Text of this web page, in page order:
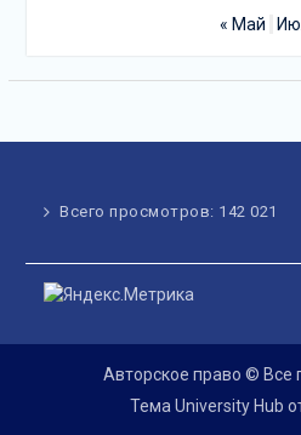
« Май
Всего просмотров: 142 021
Авторское право ©
Тема University Hub